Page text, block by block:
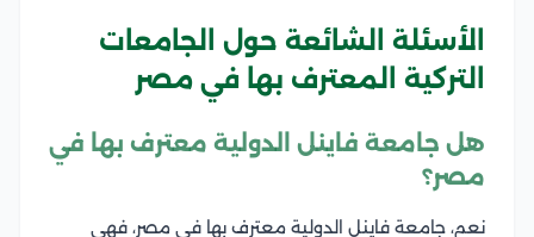
الأسئلة الشائعة حول الجامعات
التركية المعترف بها في مصر
هل جامعة فاينل الدولية معترف بها في
مصر؟
نعم، جامعة فاينل الدولية معترف بها في مصر، فهي